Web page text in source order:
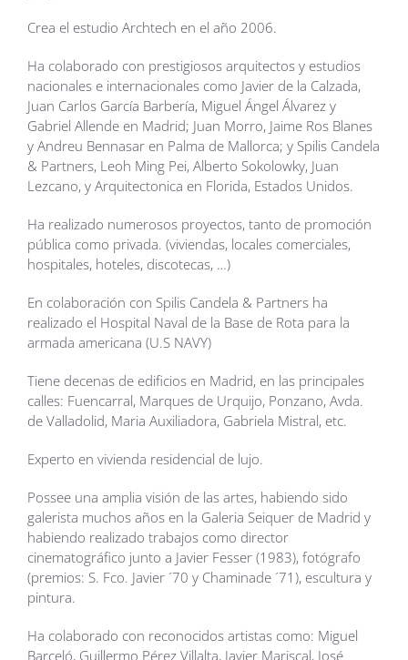
Crea el estudio Archtech en el año 2006.
Ha colaborado con prestigiosos arquitectos y estudios
nacionales e internacionales como Javier de la Calzada,
Juan Carlos García Barbería, Miguel Ángel Álvarez y
Gabriel Allende en Madrid; Juan Morro, Jaime Ros Blanes
y Andreu Bennasar en Palma de Mallorca; y Spilis Candela
& Partners, Leoh Ming Pei, Alberto Sokolowky, Juan
Lezcano, y Arquitectonica en Florida, Estados Unidos.
Ha realizado numerosos proyectos, tanto de promoción
pública como privada. (viviendas, locales comerciales,
hospitales, hoteles, discotecas, …)
En colaboración con Spilis Candela & Partners ha
realizado el Hospital Naval de la Base de Rota para la
armada americana (U.S NAVY)
Tiene decenas de edificios en Madrid, en las principales
calles: Fuencarral, Marques de Urquijo, Ponzano, Avda.
de Valladolid, Maria Auxiliadora, Gabriela Mistral, etc.
Experto en vivienda residencial de lujo.
Possee una amplia visión de las artes, habiendo sido
galerista muchos años en la Galeria Seiquer de Madrid y
habiendo realizado trabajos como director
cinematográfico junto a Javier Fesser (1983), fotógrafo
(premios: S. Fco. Javier ´70 y Chaminade ´71), escultura y
pintura.
Ha colaborado con reconocidos artistas como: Miguel
Barceló, Guillermo Pérez Villalta, Javier Mariscal, José